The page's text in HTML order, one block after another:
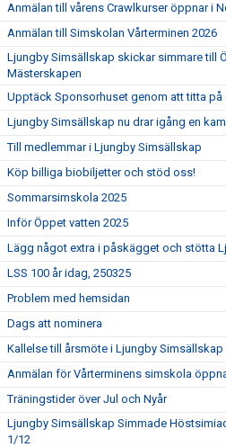
Anmälan till vårens Crawlkurser öppnar i
Anmälan till Simskolan Vårterminen 2026
Ljungby Simsällskap skickar simmare till
Mästerskapen
Upptäck Sponsorhuset genom att titta på
Ljungby Simsällskap nu drar igång en
Till medlemmar i Ljungby Simsällskap
Köp billiga biobiljetter och stöd oss!
Sommarsimskola 2025
Inför Öppet vatten 2025
Lägg något extra i påskägget och stötta
LSS 100 år idag, 250325
Problem med hemsidan
Dags att nominera
Kallelse till årsmöte i Ljungby Simsällskap
Anmälan för Vårterminens simskola
Träningstider över Jul och Nyår
Ljungby Simsällskap Simmade
1/12